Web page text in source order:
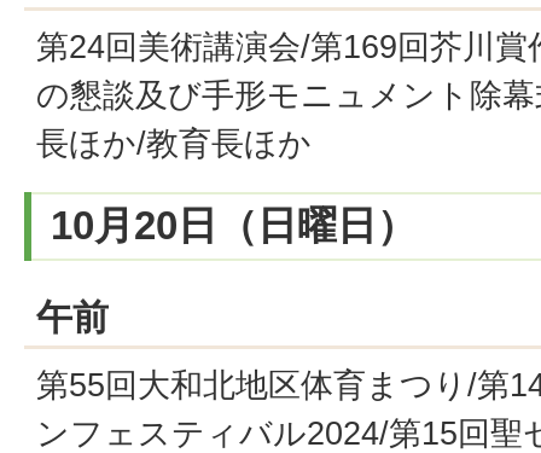
第24回美術講演会/第169回芥川
の懇談及び手形モニュメント除
長ほか/教育長ほか
10月20日（日曜日）
午前
第55回大和北地区体育まつり/第
ンフェスティバル2024/第15回聖